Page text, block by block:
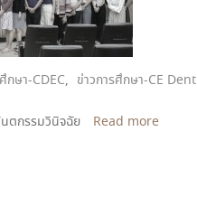
กษา-CDEC, ข่าวการศึกษา-CE
นตกรรมวินิจฉัย Read more